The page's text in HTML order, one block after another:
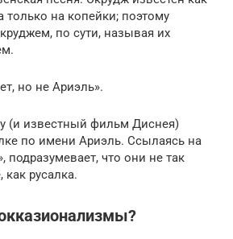
только на копейки; поэтому
по сути, называя их
но не Ариэль».
(и известный фильм Диснея)
по имени Ариэль. Ссылаясь на
подразумевает, что они не так
как русалка.